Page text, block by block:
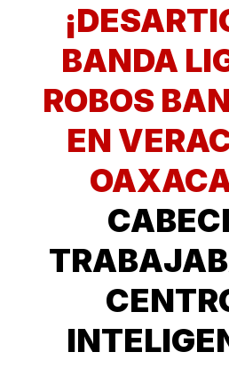
BANDA
ROBOS
EN